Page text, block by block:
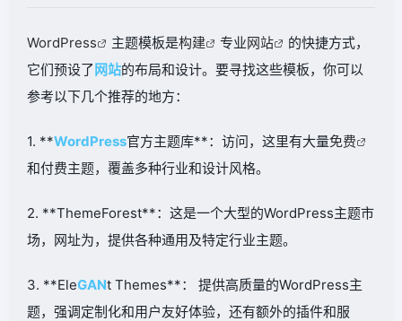
WordPress 主题模板是构建 专业网站
的快捷方式，
它们预设了网站的布局和设计。要寻找这些模板，你可以
参考以下几个推荐的地方：
1. **WordPress官方主题库**：访问，这里有大量免费
和付费主题，覆盖多种行业和设计风格。
2. **ThemeForest**：这是一个大型的WordPress主题市
场，网址为，提供各种通用及特定行业主题。
3. **EleGANt Themes**： 提供高质量的WordPress主
题，强调定制化和用户友好体验，还有额外的插件和服